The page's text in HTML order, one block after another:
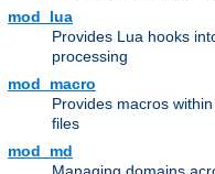
mod_lua
Provides Lua hooks
processing
mod_macro
Provides macros
files
mod_md